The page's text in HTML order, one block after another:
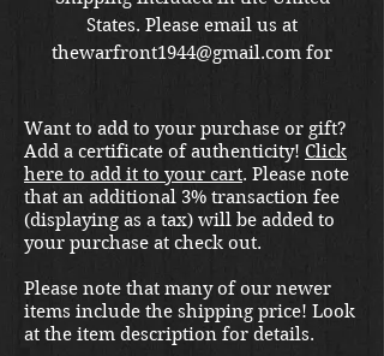
States. Please email us at
thewarfront1944@gmail.com for
Want to add to your purchase or gift?
Add a certificate of authenticity! Click
here to add it to your cart. Please note
that an additional 3% transaction fee
(displaying as a tax) will be added to
your purchase at check out.
Please note that many of our newer
items include the shipping price! Look
at the item description for details.